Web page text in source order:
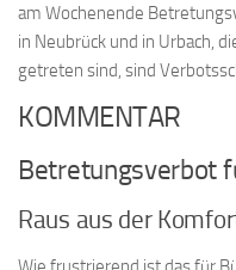
am Wochenende
in Neubrück und in Urbach,
getreten sind, sind
KOMMENTAR
Betretungsverbot
Raus aus der